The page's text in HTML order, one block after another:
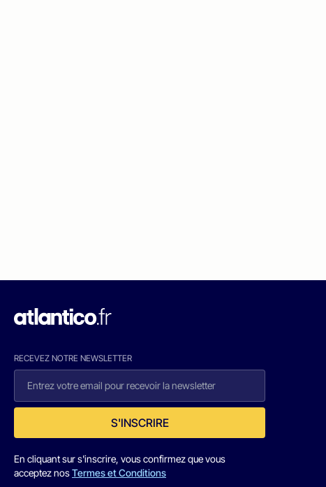
RECEVEZ NOTRE NEWSLETTER
S'INSCRIRE
En cliquant sur s'inscrire, vous confirmez que vous
acceptez nosTermes et Conditions